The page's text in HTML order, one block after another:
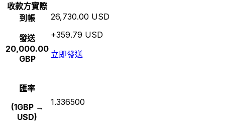
收款方實際
到帳
發送
20,000.00
GBP
26,730.00 USD
+359.79 USD
立即發送
匯率
(1GBP →
USD)
1.336500